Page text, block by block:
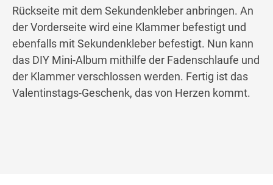
Rückseite mit dem Sekundenkleber anbringen. An
der Vorderseite wird eine Klammer befestigt und
ebenfalls mit Sekundenkleber befestigt. Nun kann
das DIY Mini-Album mithilfe der Fadenschlaufe und
der Klammer verschlossen werden. Fertig ist das
Valentinstags-Geschenk, das von Herzen kommt.